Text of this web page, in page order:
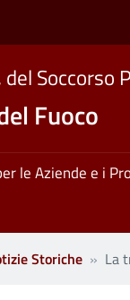
Soccorso
Fuoco
le Aziende e i
Storiche La